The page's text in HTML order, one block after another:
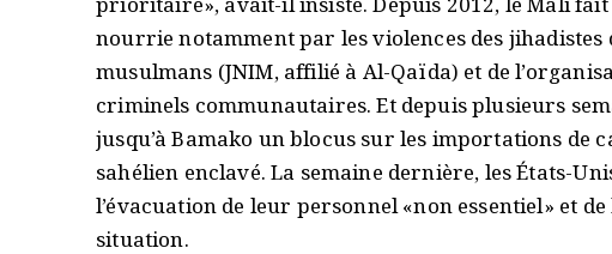
nourrie notamment par les violences des jihadistes
musulmans (JNIM, affilié à Al-Qaïda) et de
criminels communautaires. Et depuis plusieurs
jusqu’à Bamako un blocus sur les importations de
sahélien enclavé. La semaine dernière, les États-
l’évacuation de leur personnel «non essentiel» et
situation.